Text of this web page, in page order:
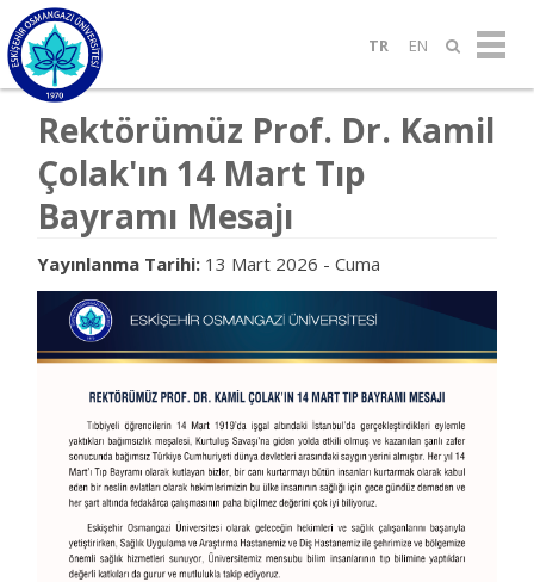
TR EN
Rektörümüz Prof. Dr. Kamil
Çolak'ın 14 Mart Tıp
Bayramı Mesajı
Yayınlanma Tarihi: 13 Mart 2026 - Cuma